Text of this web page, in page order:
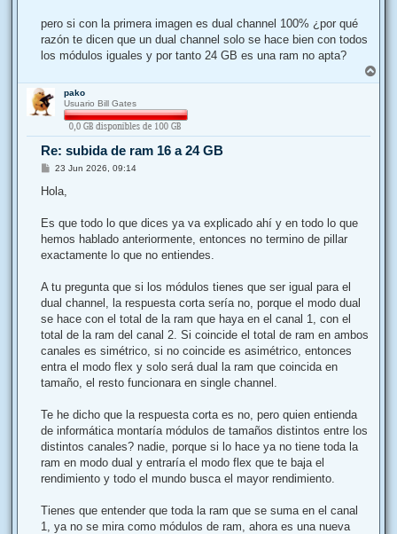
pero si con la primera imagen es dual channel 100% ¿por qué
razón te dicen que un dual channel solo se hace bien con todos
los módulos iguales y por tanto 24 GB es una ram no apta?
r
pako
Usuario Bill Gates
Re: subida de ram 16 a 24 GB
M
n
j
23 Jun 2026, 09:14
Hola,
Es que todo lo que dices ya va explicado ahí y en todo lo que
hemos hablado anteriormente, entonces no termino de pillar
exactamente lo que no entiendes.
A tu pregunta que si los módulos tienes que ser igual para el
dual channel, la respuesta corta sería no, porque el modo dual
se hace con el total de la ram que haya en el canal 1, con el
total de la ram del canal 2. Si coincide el total de ram en ambos
canales es simétrico, si no coincide es asimétrico, entonces
entra el modo flex y solo será dual la ram que coincida en
tamaño, el resto funcionara en single channel.
Te he dicho que la respuesta corta es no, pero quien entienda
de informática montaría módulos de tamaños distintos entre los
distintos canales? nadie, porque si lo hace ya no tiene toda la
ram en modo dual y entraría el modo flex que te baja el
rendimiento y todo el mundo busca el mayor rendimiento.
Tienes que entender que toda la ram que se suma en el canal
1, ya no se mira como módulos de ram, ahora es una nueva